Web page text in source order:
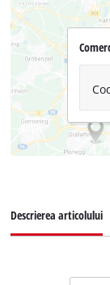
Descrierea articolului